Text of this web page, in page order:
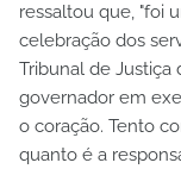
ressaltou que, "foi
celebração dos
Tribunal de Justiça
governador em
o coração. Tento
quanto é a